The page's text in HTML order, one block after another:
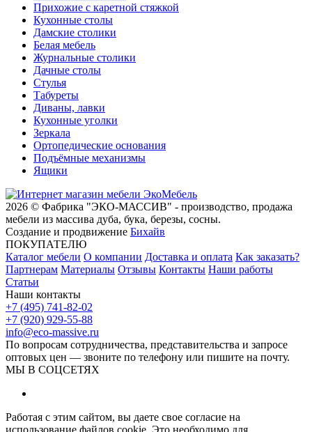
Прихожие с каретной стяжкой
Кухонные столы
Дамские столики
Белая мебель
Журнальные столики
Дачные столы
Стулья
Табуреты
Диваны, лавки
Кухонные уголки
Зеркала
Ортопедические основания
Подъёмные механизмы
Ящики
2026 © Фабрика "ЭКО-МАССИВ" - производство, продажа
мебели из массива дуба, бука, березы, сосны.
Создание и продвижение Бихайв
ПОКУПАТЕЛЮ
Каталог мебели О компании Доставка и оплата Как заказать?
Партнерам Материалы Отзывы Контакты Наши работы
Статьи
Наши контакты
+7 (495) 741-82-02
+7 (920) 929-55-88
info@eco-massive.ru
По вопросам сотрудничества, представи­тельства и запросе
оптовых цен — звоните по телефону или пишите на почту.
МЫ В СОЦСЕТЯХ
Работая с этим сайтом, вы даете свое согласие на
использование файлов cookie. Это необходимо для